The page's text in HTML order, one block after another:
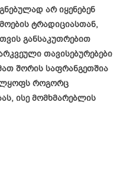
არ იყენებენ
ტრადიციასთან,
განსაკუთრებით
თავისებურებები
შორის საფრანგეთშია
როგორც
ისე მომხმარებლის